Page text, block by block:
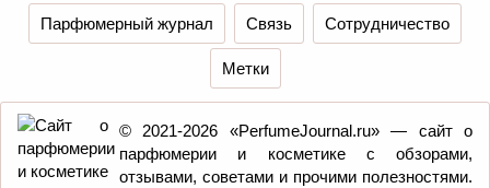
Парфюмерный журнал Связь Сотрудничество
Метки
© 2021-2026 «PerfumeJournal.ru» — сайт о
парфюмерии и косметике с обзорами,
отзывами, советами и прочими полезностями.